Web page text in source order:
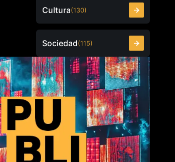
Cultura(130)
Sociedad(115)